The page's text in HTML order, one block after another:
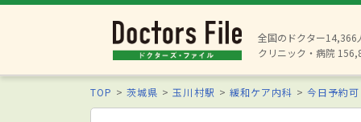
全国のドクター14,366
クリニック・病院
TOP 茨城県 玉川村駅 緩和ケア内科 今日予約可